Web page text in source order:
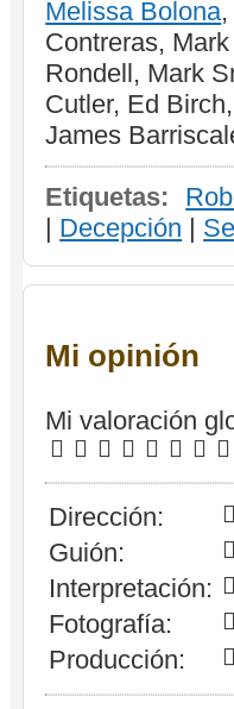
Melissa Bolona,
Contreras,
Rondell, Mark
Cutler, Ed
James
Etiquetas:
| Decepción |
Mi opinión
Mi valoración
Dirección:
Guión:
Interpretación:
Fotografía:
Producción: